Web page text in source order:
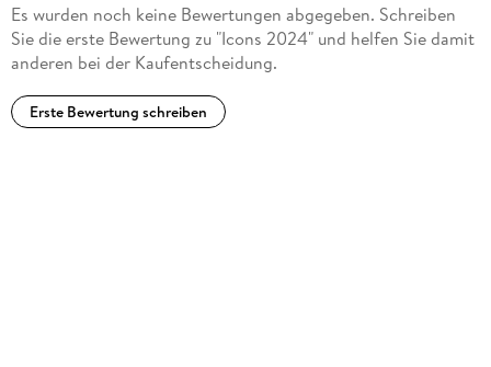
Es wurden noch keine Bewertungen abgegeben. Schreiben
Sie die erste Bewertung zu "Icons 2024" und helfen Sie damit
anderen bei der Kaufentscheidung.
Erste Bewertung schreiben